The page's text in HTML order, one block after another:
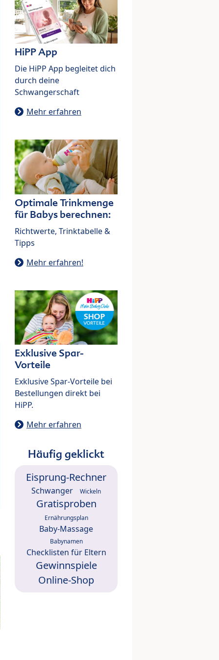
HiPP App
Die HiPP App begleitet dich
durch deine
Schwangerschaft
Mehr erfahren
Optimale Trinkmenge
für Babys berechnen:
Richtwerte, Trinktabelle &
Tipps
Mehr erfahren!
Exklusive Spar-
Vorteile
Exklusive Spar-Vorteile bei
Bestellungen direkt bei
HiPP.
Mehr erfahren
Häufig geklickt
Eisprung-Rechner
Schwanger Wickeln
Gratisproben
Ernährungsplan
Baby-Massage
Babynamen
Checklisten für Eltern
Gewinnspiele
Online-Shop